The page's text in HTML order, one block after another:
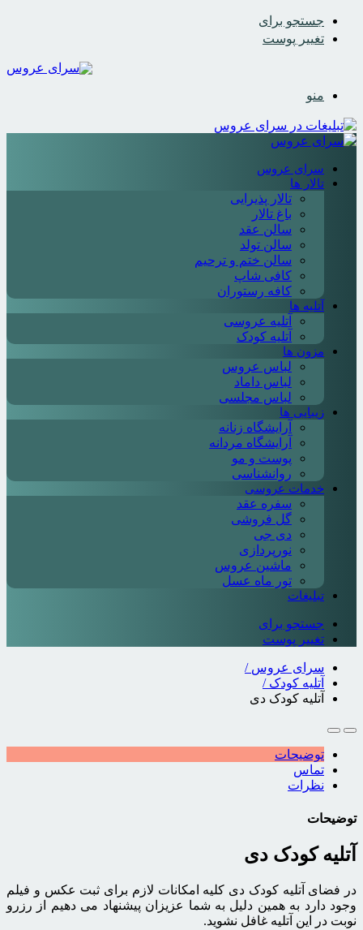
جستجو برای
تغییر پوست
منو
سرای عروس
تالار ها
تالار پذیرایی
باغ تالار
سالن عقد
سالن تولد
سالن ختم و ترحیم
کافی شاپ
کافه رستوران
آتلیه ها
آتلیه عروسی
آتلیه کودک
مزون ها
لباس عروس
لباس داماد
لباس مجلسی
زیبایی ها
آرایشگاه زنانه
آرایشگاه مردانه
پوست و مو
روانشناسی
خدمات عروسی
سفره عقد
گل فروشی
دی جی
نورپردازی
ماشین عروس
تور ماه عسل
تبلیغات
جستجو برای
تغییر پوست
سرای عروس /
آتلیه کودک /
آتلیه کودک دی
توضیحات
تماس
نظرات
توضیحات
آتلیه کودک دی
در فضای آتلیه کودک دی کلیه امکانات لازم برای ثبت عکس و فیلم
وجود دارد به همین دلیل به شما عزیزان پیشنهاد می دهیم از رزرو
نوبت در این آتلیه غافل نشوید.